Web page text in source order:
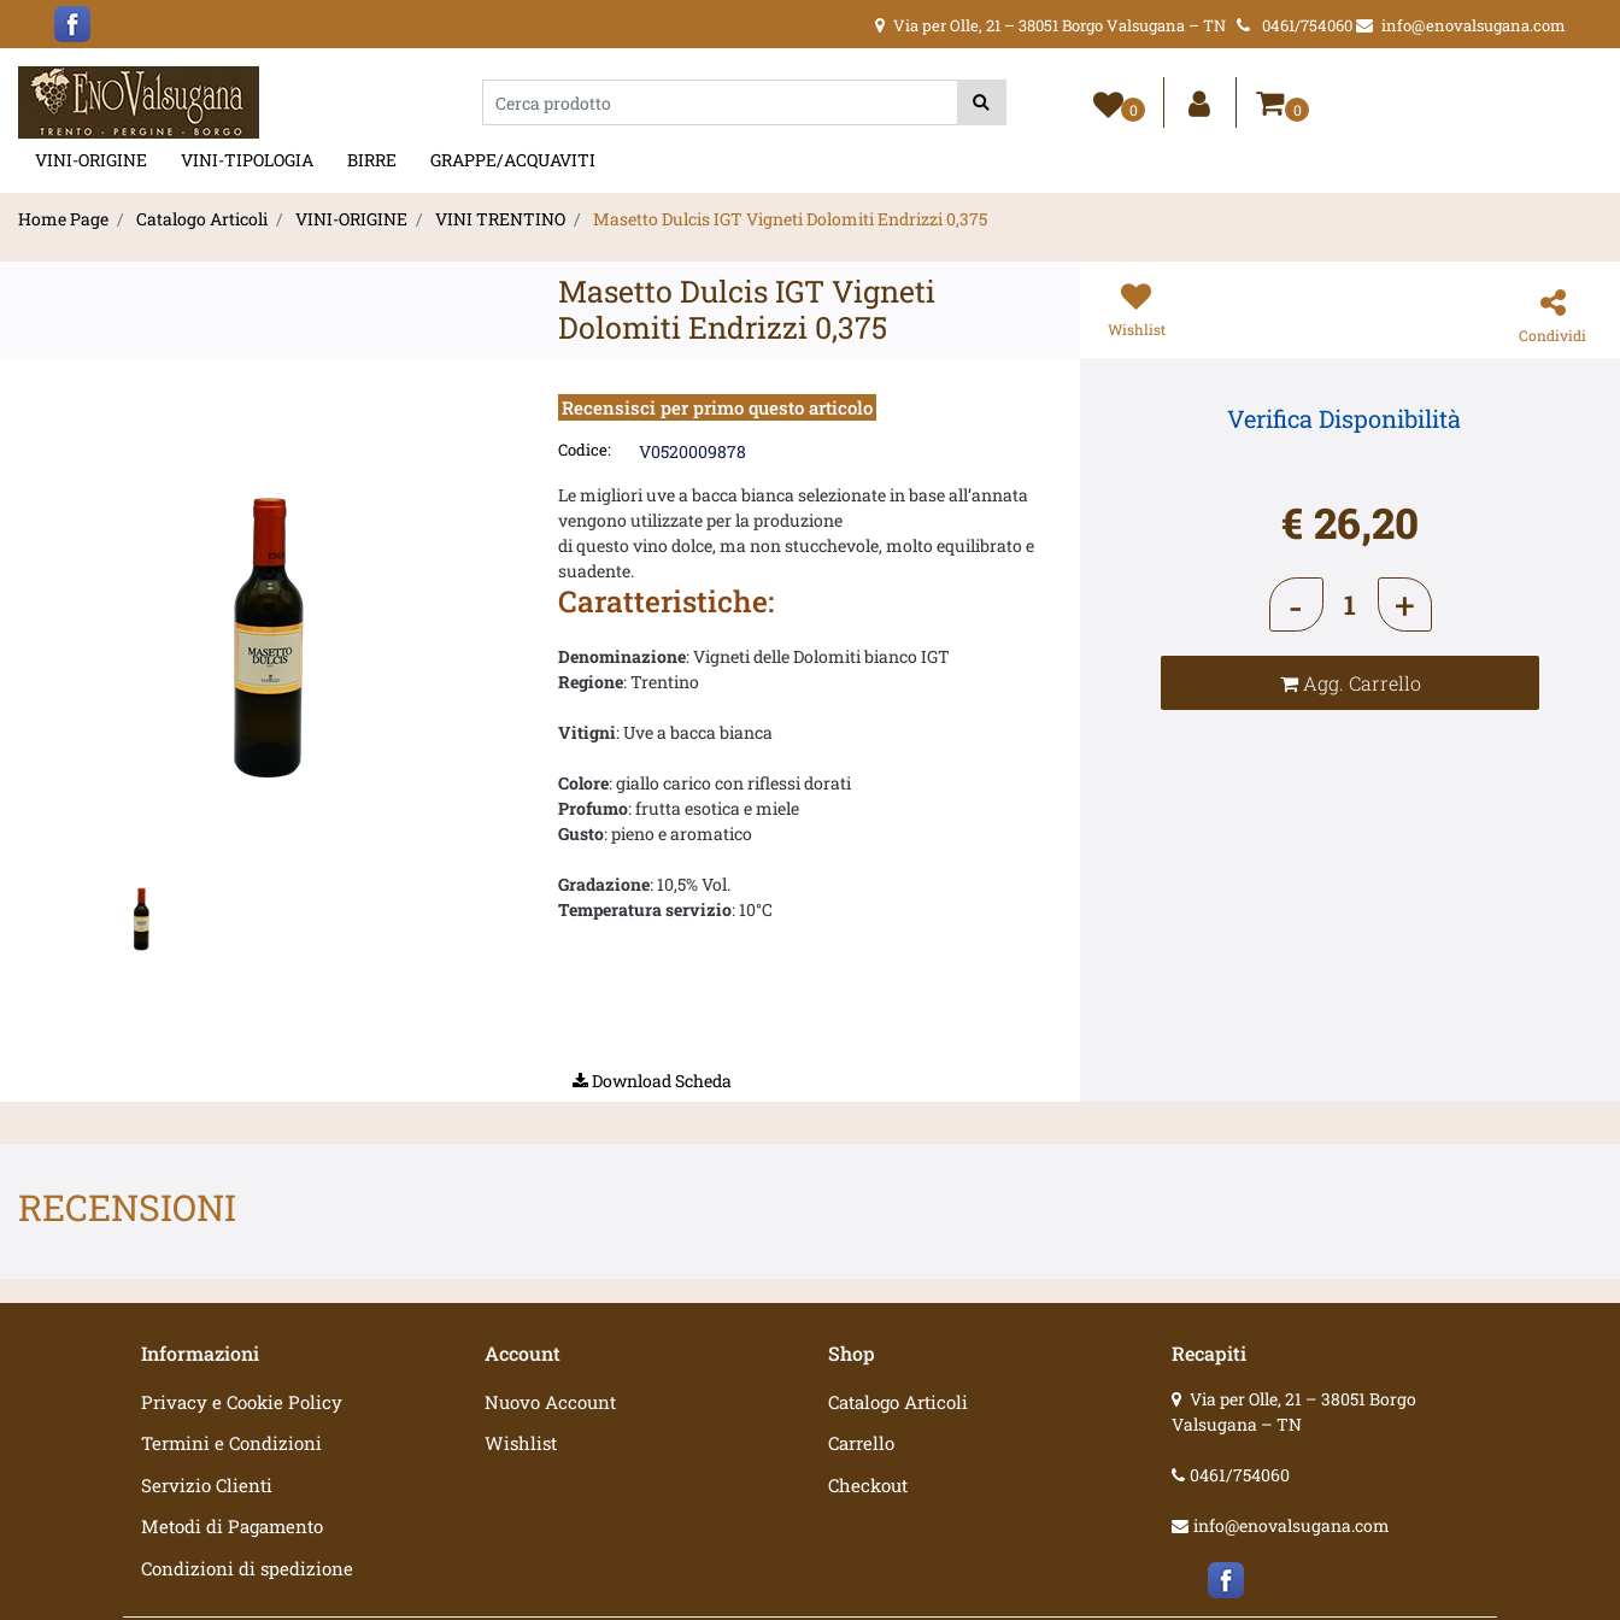
Via per Olle, 21 – 38051 Borgo Valsugana – TN 0461/754060 info@enovalsugana.com
VINI-ORIGINE VINI-TIPOLOGIA BIRRE GRAPPE/ACQUAVITI
La modifica di un filtro aggiorna automaticamente gli altri filtri disponibili.
0 0
Home Page Catalogo Articoli VINI-ORIGINE VINI TRENTINO Masetto Dulcis IGT Vigneti Dolomiti Endrizzi 0,375
Masetto Dulcis IGT Vigneti
Dolomiti Endrizzi 0,375
Recensisci per primo questo articolo
Codice:
V0520009878
Le migliori uve a bacca bianca selezionate in base all’annata
vengono utilizzate per la produzione
di questo vino dolce, ma non stucchevole, molto equilibrato e
suadente.
Caratteristiche:
Denominazione: Vigneti delle Dolomiti bianco IGT
Regione: Trentino
Vitigni: Uve a bacca bianca
Colore: giallo carico con riflessi dorati
Profumo: frutta esotica e miele
Gusto: pieno e aromatico
Gradazione: 10,5% Vol.
Temperatura servizio: 10°C
Download Scheda
Wishlist Condividi
Verifica Disponibilità
€ 26,20
Agg. Carrello
RECENSIONI
Informazioni
Privacy e Cookie Policy
Termini e Condizioni
Servizio Clienti
Metodi di Pagamento
Condizioni di spedizione
Account
Nuovo Account
Wishlist
Shop
Catalogo Articoli
Carrello
Checkout
Recapiti
Via per Olle, 21 – 38051 Borgo
Valsugana – TN
0461/754060
info@enovalsugana.com